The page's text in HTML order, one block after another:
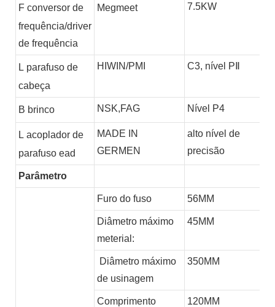
F conversor de
frequência/driver
de frequência
Megmeet 7.5KW
L parafuso de
cabeça
HIWIN/PMI C3, nível PⅡ
B brinco NSK,FAG Nível P4
L acoplador de
parafuso ead
MADE IN
GERMEN
alto nível de
precisão
Parâmetro
Furo do fuso 56MM
Diâmetro máximo
meterial:
45MM
Diâmetro máximo
de usinagem
350MM
Comprimento
120MM